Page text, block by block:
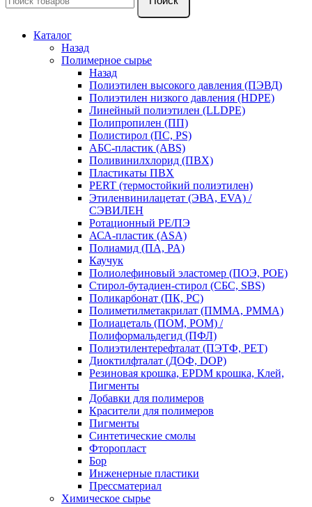
Каталог
Назад
Полимерное сырье
Назад
Полиэтилен высокого давления (ПЭВД)
Полиэтилен низкого давления (HDPE)
Линейный полиэтилен (LLDPE)
Полипропилен (ПП)
Полистирол (ПС, PS)
АБС-пластик (ABS)
Поливинилхлорид (ПВХ)
Пластикаты ПВХ
PERT (термостойкий полиэтилен)
Этиленвинилацетат (ЭВА, EVA) /
СЭВИЛЕН
Ротационный PE/ПЭ
АСА-пластик (ASA)
Полиамид (ПА, PA)
Каучук
Полиолефиновый эластомер (ПОЭ, POE)
Стирол-бутадиен-стирол (СБС, SBS)
Поликарбонат (ПК, PC)
Полиметилметакрилат (ПММА, PMMA)
Полиацеталь (ПОМ, POM) /
Полиформальдегид (ПФЛ)
Полиэтилентерефталат (ПЭТФ, PET)
Диоктилфталат (ДОФ, DOP)
Резиновая крошка, EPDM крошка, Клей,
Пигменты
Добавки для полимеров
Красители для полимеров
Пигменты
Синтетические смолы
Фторопласт
Бор
Инженерные пластики
Прессматериал
Химическое сырье